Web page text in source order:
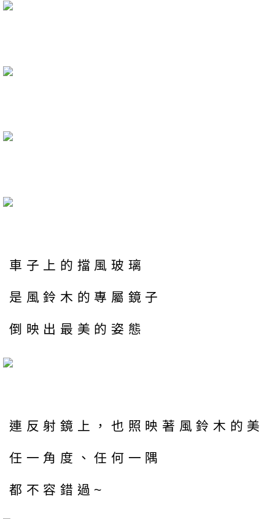
車子上的擋風玻璃
是風鈴木的專屬鏡子
倒映出最美的姿態
連反射鏡上，也照映著風鈴木的美
任一角度、任何一隅
都不容錯過~